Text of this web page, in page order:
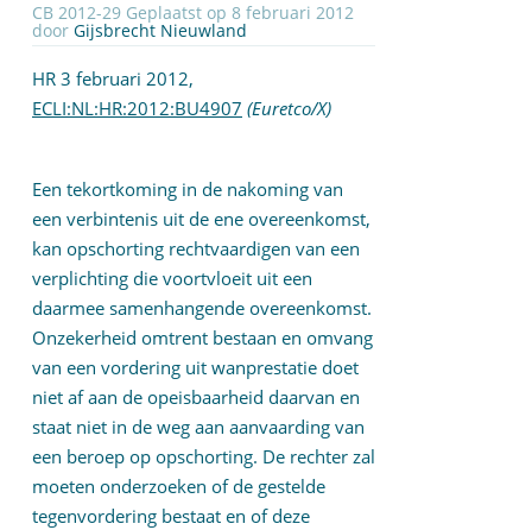
CB 2012-29 Geplaatst op 8 februari 2012
door Gijsbrecht Nieuwland
HR 3 februari 2012,
ECLI:NL:HR:2012:BU4907 (Euretco/X)
Een tekortkoming in de nakoming van
een verbintenis uit de ene overeenkomst,
kan opschorting rechtvaardigen van een
verplichting die voortvloeit uit een
daarmee samenhangende overeenkomst.
Onzekerheid omtrent bestaan en omvang
van een vordering uit wanprestatie doet
niet af aan de opeisbaarheid daarvan en
staat niet in de weg aan aanvaarding van
een beroep op opschorting. De rechter zal
moeten onderzoeken of de gestelde
tegenvordering bestaat en of deze